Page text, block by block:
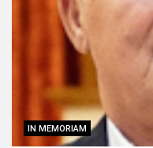
IN MEMORIAM